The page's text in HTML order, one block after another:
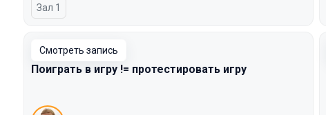
Зал 1
Смотреть запись
Поиграть в игру != протестировать игру